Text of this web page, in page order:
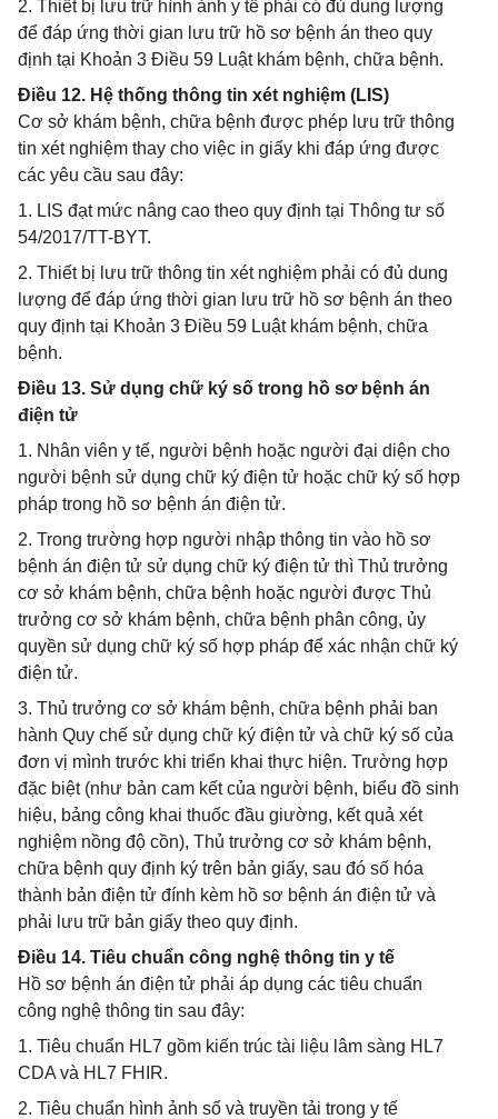
2. Thiết bị lưu trữ hình ảnh y tế phải có đủ dung lượng
để đáp ứng thời gian lưu trữ hồ sơ bệnh án theo quy
định tại Khoản 3 Điều 59 Luật khám bệnh, chữa bệnh.
Điều 12. Hệ thống thông tin xét nghiệm (LIS)
Cơ sở khám bệnh, chữa bệnh được phép lưu trữ thông
tin xét nghiệm thay cho việc in giấy khi đáp ứng được
các yêu cầu sau đây:
1. LIS đạt mức nâng cao theo quy định tại Thông tư số
54/2017/TT-BYT.
2. Thiết bị lưu trữ thông tin xét nghiệm phải có đủ dung
lượng để đáp ứng thời gian lưu trữ hồ sơ bệnh án theo
quy định tại Khoản 3 Điều 59 Luật khám bệnh, chữa
bệnh.
Điều 13. Sử dụng chữ ký số trong hồ sơ bệnh án
điện tử
1. Nhân viên y tế, người bệnh hoặc người đại diện cho
người bệnh sử dụng chữ ký điện tử hoặc chữ ký số hợp
pháp trong hồ sơ bệnh án điện tử.
2. Trong trường hợp người nhập thông tin vào hồ sơ
bệnh án điện tử sử dụng chữ ký điện tử thì Thủ trưởng
cơ sở khám bệnh, chữa bệnh hoặc người được Thủ
trưởng cơ sở khám bệnh, chữa bệnh phân công, ủy
quyền sử dụng chữ ký số hợp pháp để xác nhận chữ ký
điện tử.
3. Thủ trưởng cơ sở khám bệnh, chữa bệnh phải ban
hành Quy chế sử dụng chữ ký điện tử và chữ ký số của
đơn vị mình trước khi triển khai thực hiện. Trường hợp
đặc biệt (như bản cam kết của người bệnh, biểu đồ sinh
hiệu, bảng công khai thuốc đầu giường, kết quả xét
nghiệm nồng độ cồn), Thủ trưởng cơ sở khám bệnh,
chữa bệnh quy định ký trên bản giấy, sau đó số hóa
thành bản điện tử đính kèm hồ sơ bệnh án điện tử và
phải lưu trữ bản giấy theo quy định.
Điều 14. Tiêu chuẩn công nghệ thông tin y tế
Hồ sơ bệnh án điện tử phải áp dụng các tiêu chuẩn
công nghệ thông tin sau đây:
1. Tiêu chuẩn HL7 gồm kiến trúc tài liệu lâm sàng HL7
CDA và HL7 FHIR.
2. Tiêu chuẩn hình ảnh số và truyền tải trong y tế